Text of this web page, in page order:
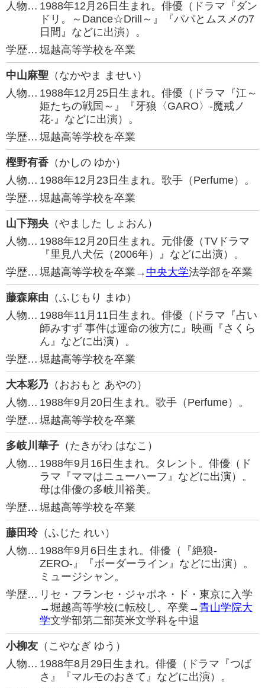
人物… 1988年12月26日生まれ。俳優（ドラマ『ダン
ドリ。～Dance☆Drill～』『パパとムスメの7
日間』などに出演）。
学歴… 堀越高等学校を卒業
中山麻聖 （なかやま ませい）
人物… 1988年12月25日生まれ。俳優（ドラマ『江～
姫たちの戦国～』『牙狼〈GARO〉-魔戒ノ
花-』などに出演）。
学歴… 堀越高等学校を卒業
樫野有香 （かしの ゆか）
人物… 1988年12月23日生まれ。歌手（Perfume）。
学歴… 堀越高等学校を卒業
山下翔央 （やました しょおん）
人物… 1988年12月20日生まれ。元俳優（TVドラマ
『里見八犬伝（2006年）』などに出演）。
学歴… 堀越高等学校を卒業→ 中央大学法学部を卒業
藤森麻由 （ふじもり まゆ）
人物… 1988年11月11日生まれ。俳優（ドラマ『占い
師みすず 事件は運命の彼方に』映画『さくら
ん』などに出演）。
学歴… 堀越高等学校を卒業
大本彩乃 （おおもと あやの）
人物… 1988年9月20日生まれ。歌手（Perfume）。
学歴… 堀越高等学校を卒業
多岐川華子 （たきがわ はなこ）
人物… 1988年9月16日生まれ。タレント。俳優（ド
ラマ『ママはニューハーフ』などに出演）。
母は俳優の多岐川裕美。
学歴… 堀越高等学校を卒業
藤田玲（ふじた れい）
人物… 1988年9月6日生まれ。俳優（『絶狼-
ZERO-』『ボーダーライン』などに出演）。
ミュージシャン。
学歴… リセ・フランセ・ジャポネ・ド・東京に入学
→堀越高等学校に転校し、卒業→青山学院大
学文学部第二部英米文学科を中退
小柳友 （こやなぎ ゆう）
人物… 1988年8月29日生まれ。俳優（ドラマ『つば
さ』『マルモのおきて』などに出演）。